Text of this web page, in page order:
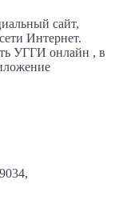
сайт,
Интернет.
УГГИ онлайн , в